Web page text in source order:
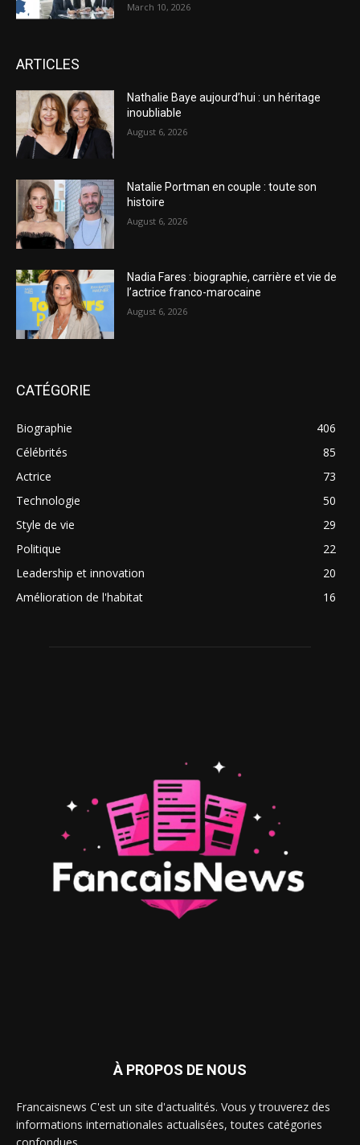
March 10, 2026
ARTICLES
Nathalie Baye aujourd’hui : un héritage
inoubliable
August 6, 2026
Natalie Portman en couple : toute son
histoire
August 6, 2026
Nadia Fares : biographie, carrière et vie de
l’actrice franco-marocaine
August 6, 2026
CATÉGORIE
Biographie
406
Célébrités
85
Actrice
73
Technologie
50
Style de vie
29
Politique
22
Leadership et innovation
20
Amélioration de l'habitat
16
À PROPOS DE NOUS
Francaisnews C'est un site d'actualités. Vous y trouverez des
informations internationales actualisées, toutes catégories